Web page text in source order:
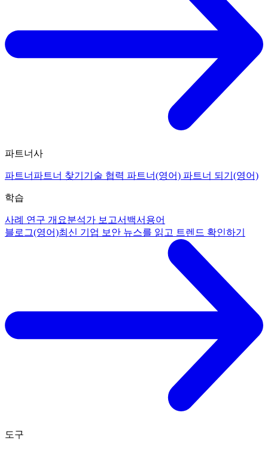
파트너사
파트너 파트너 찾기 기술 협력 파트너(영어) 파트너 되기(영어)
학습
사례 연구 개요분석가 보고서 백서 용어
블로그(영어)최신 기업 보안 뉴스를 읽고 트렌드 확인하기
도구